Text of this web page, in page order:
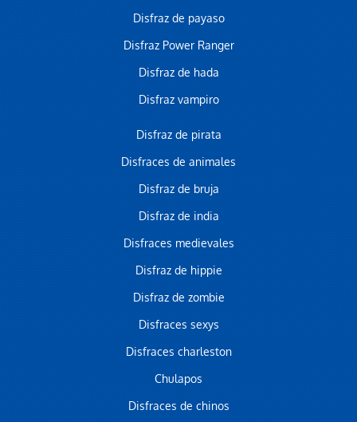
Disfraz de payaso
Disfraz Power Ranger
Disfraz de hada
Disfraz vampiro
Disfraz de pirata
Disfraces de animales
Disfraz de bruja
Disfraz de india
Disfraces medievales
Disfraz de hippie
Disfraz de zombie
Disfraces sexys
Disfraces charleston
Chulapos
Disfraces de chinos